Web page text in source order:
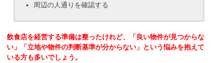
周辺の人通りを確認する
飲食店を経営する準備は整ったけれど、「良い物件が見つからな
い」「立地や物件の判断基準が分からない」という悩みを抱えて
いる方も多いでしょう。